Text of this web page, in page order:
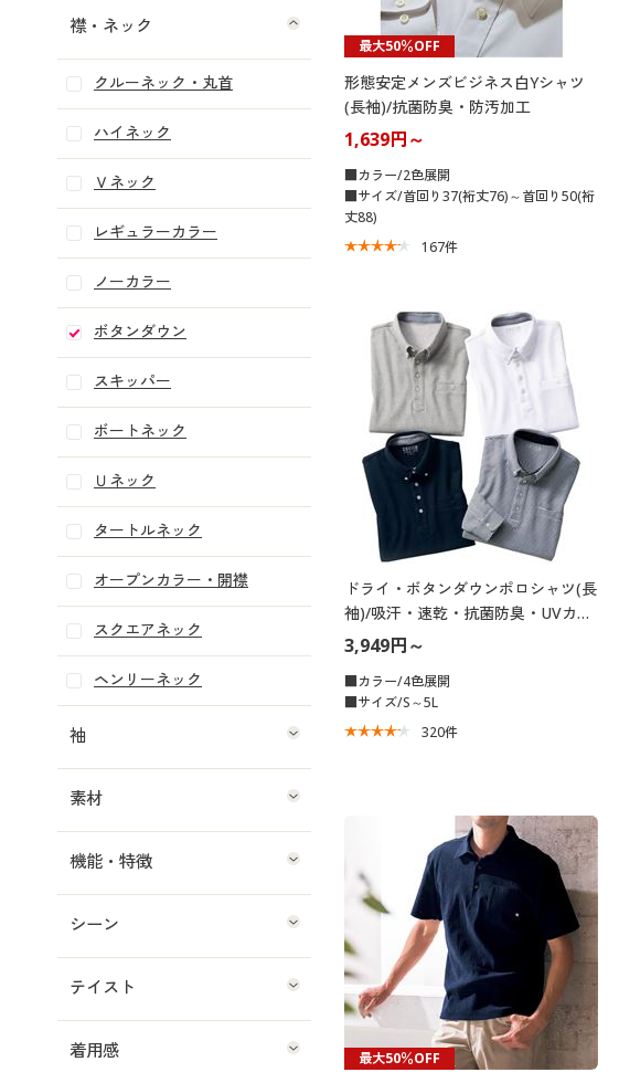
最大50％OFF
形態安定メンズビジネス白Yシャツ
(長袖)/抗菌防臭・防汚加工
1,639円～
■カラー/2色展開
■サイズ/首回り37(裄丈76)～首回り50(裄
丈88)
167件
ドライ・ボタンダウンポロシャツ(長
袖)/吸汗・速乾・抗菌防臭・UVカッ
ト機能付き
3,949円～
■カラー/4色展開
■サイズ/S～5L
320件
最大50％OFF
襟・ネック
クルーネック・丸首
ハイネック
Ｖネック
レギュラーカラー
ノーカラー
ボタンダウン
スキッパー
ボートネック
Ｕネック
タートルネック
オープンカラー・開襟
スクエアネック
ヘンリーネック
袖
素材
機能・特徴
シーン
テイスト
着用感